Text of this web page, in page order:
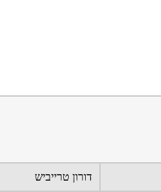
דורון טרייביש